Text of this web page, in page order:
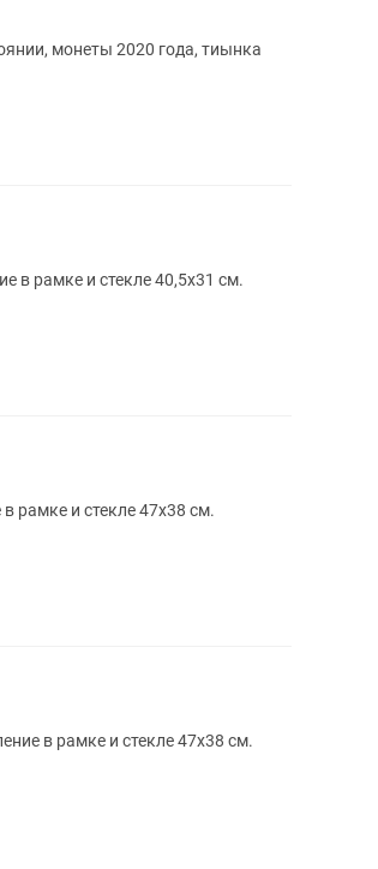
монеты 2020 года, тиынка
в рамке и стекле 40,5х31 см.
рамке и стекле 47х38 см.
в рамке и стекле 47х38 см.